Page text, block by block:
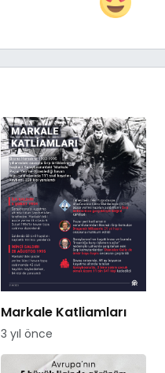
Markale Katliamları
3 yıl önce